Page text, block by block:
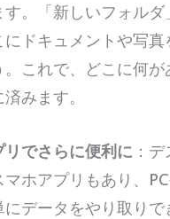
す。「新しいフォルダ
にドキュメントや写真
。これで、どこに何
みます。
リでさらに便利に ：
マホアプリもあり、
にデータをやり取りで